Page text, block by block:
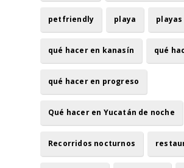
petfriendly playa playas
qué hacer en kanasín qué
qué hacer en progreso
Qué hacer en Yucatán de noche
Recorridos nocturnos